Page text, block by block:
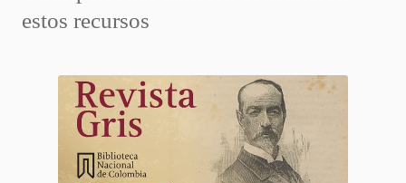
estos recursos